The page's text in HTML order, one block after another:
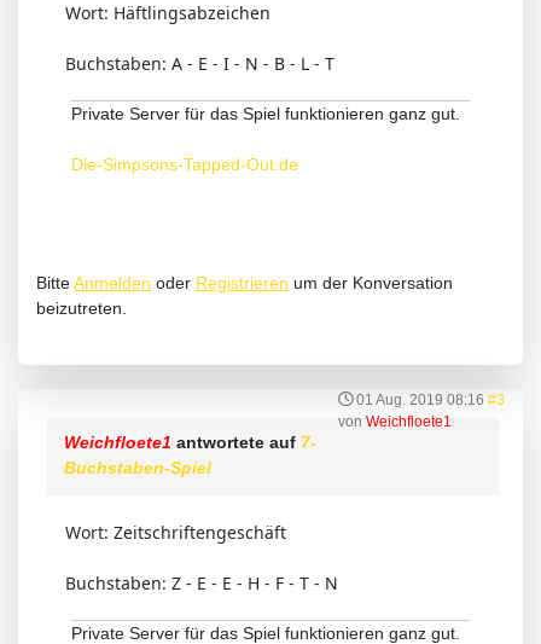
Wort: Häftlingsabzeichen
Buchstaben: A - E - I - N - B - L - T
Private Server für das Spiel funktionieren ganz gut.
Die-Simpsons-Tapped-Out.de
BitteAnmelden oder Registrieren um der Konversation
beizutreten.
01 Aug. 2019 08:16 #3
von Weichfloete1
Weichfloete1 antwortete auf 7-
Buchstaben-Spiel
Wort: Zeitschriftengeschäft
Buchstaben: Z - E - E - H - F - T - N
Private Server für das Spiel funktionieren ganz gut.